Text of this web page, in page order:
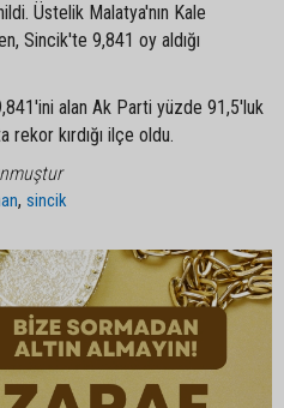
Üstelik Malatya'nın Kale
Sincik'te 9,841 oy aldığı
alan Ak Parti yüzde 91,5'luk
rekor kırdığı ilçe oldu.
,sincik